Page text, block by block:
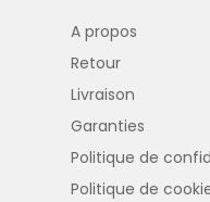
A propos
Retour
Livraison
Garanties
Politique de
Politique de